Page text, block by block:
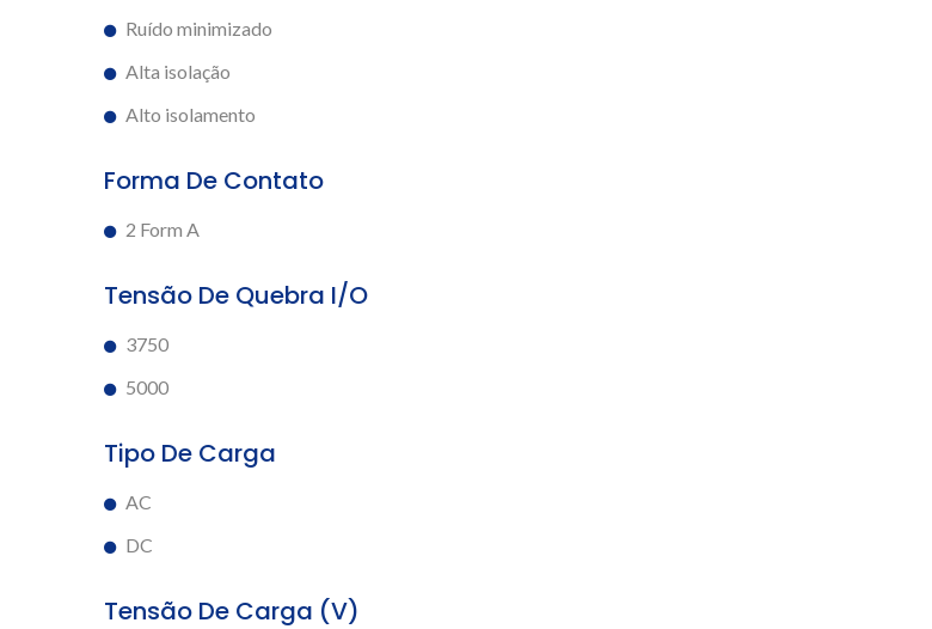
Ruído minimizado
Alta isolação
Alto isolamento
Forma De Contato
2 Form A
Tensão De Quebra I/O
3750
5000
Tipo De Carga
AC
DC
Tensão De Carga (V)